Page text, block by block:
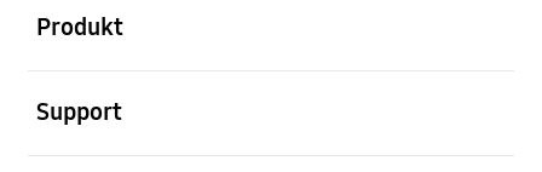
Produkt
Support